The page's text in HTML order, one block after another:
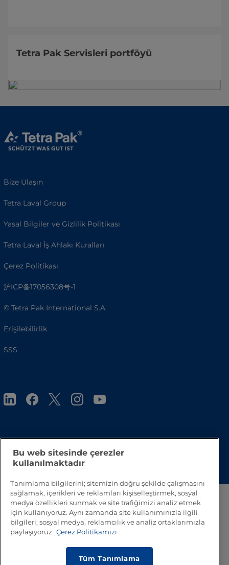
Tetra Pak Servisleri portföyü
Bize Ulaşın
Tetra Laval Group
Yasal Bilgiler ve Gizlilik Politikası
Tetra Laval İş Ahlakı Kuralları
Çerez Politikası
沪ICP备17056308号-1
© Tetra Pak International S.A.
Erişilebilirlik
SSS
Başa Dön
Bu web sitesinde çerezler
kullanılmaktadır
Tanımlama bilgilerini; sitemizin doğru şekilde çalışmasını
sağlamak, içerikleri ve reklamları kişiselleştirmek, sosyal
medya özellikleri sunmak ve site trafiğimizi analiz etmek
için kullanıyoruz. Aynı zamanda site kullanımınızla ilgili
bilgileri; sosyal medya, reklamcılık ve analiz ortaklarımızla
paylaşıyoruz. Çerez Politikamızı
Tüm Tanımlama